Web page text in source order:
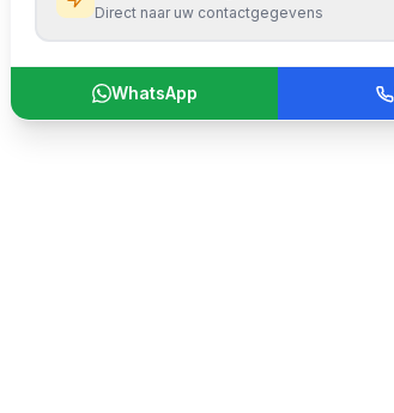
Direct naar uw contactgegevens
WhatsApp